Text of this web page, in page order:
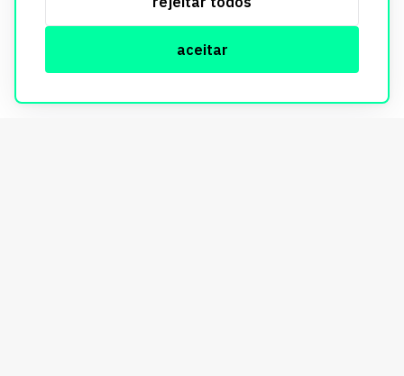
aceitar
informações, consulte nossa Política de Privacidade.
© Copyright Imobi Report. Todos os direitos reservados.
Política de privacidade
mobister